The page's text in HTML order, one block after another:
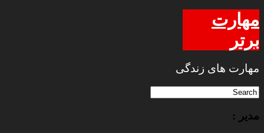
مهارت
برتر
مهارت های زندگی
مدیر :